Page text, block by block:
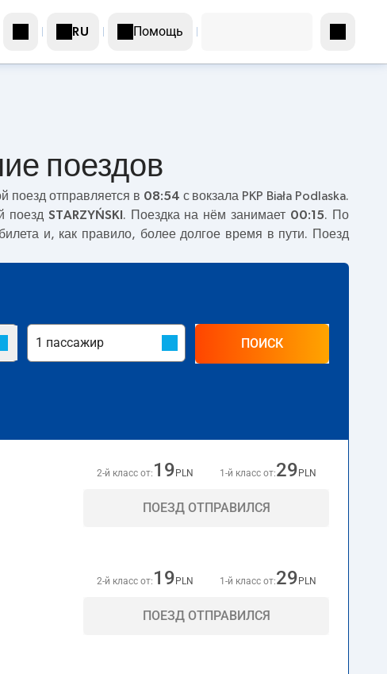
RU Помощь
поездов
поезд отправляется в 08:54 с вокзала PKP Biała Podlaska.
поезд STARZYŃSKI . Поездка на нём занимает 00:15. По
и, как правило, более долгое время в пути. Поезд
ПОИСК
2-й класс от: 19 PLN 1-й класс от:29 PLN
ПОЕЗД ОТПРАВИЛСЯ
2-й класс от: 19 PLN 1-й класс от:29 PLN
ПОЕЗД ОТПРАВИЛСЯ